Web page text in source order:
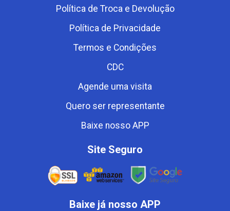
Política de Troca e Devolução
Política de Privacidade
Termos e Condições
CDC
Agende uma visita
Quero ser representante
Baixe nosso APP
Site Seguro
Baixe já nosso APP